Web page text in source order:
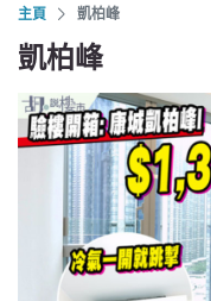
主頁 凱柏峰
凱柏峰